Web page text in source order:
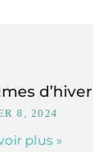
d’hiver
8, 2024
plus »